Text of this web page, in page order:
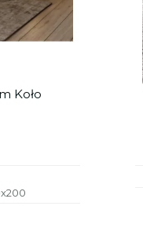
Koło